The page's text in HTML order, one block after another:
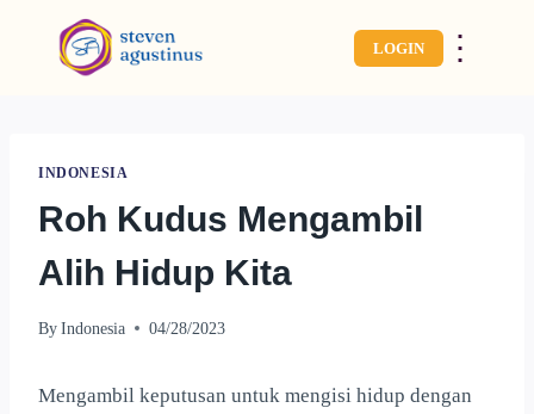
LOGIN ⋮
INDONESIA
Roh Kudus Mengambil
Alih Hidup Kita
By Indonesia 04/28/2023
Mengambil keputusan untuk mengisi hidup dengan